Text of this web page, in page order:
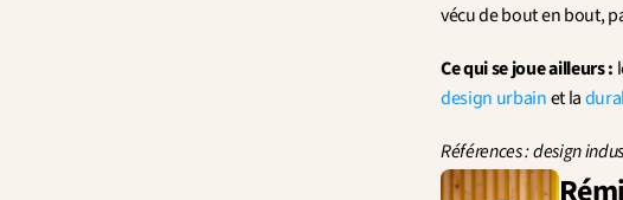
vécu de bout en bout,
Ce qui se joue ailleurs :
design urbain et la
Références : design
Rémi